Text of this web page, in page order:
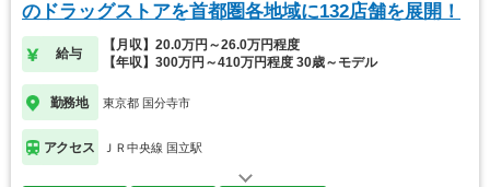
のドラッグストアを首都圏各地域に132店舗を展開！
給与
【月収】20.0万円～26.0万円程度
【年収】300万円～410万円程度 30歳～モデル
勤務地 東京都 国分寺市
アクセス ＪＲ中央線 国立駅